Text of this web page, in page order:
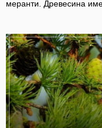
меранти. Древесина